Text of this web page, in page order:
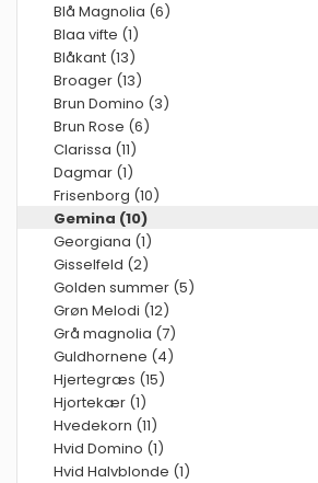
Blå Magnolia (6)
Blaa vifte (1)
Blåkant (13)
Broager (13)
Brun Domino (3)
Brun Rose (6)
Clarissa (11)
Dagmar (1)
Frisenborg (10)
Gemina (10)
Georgiana (1)
Gisselfeld (2)
Golden summer (5)
Grøn Melodi (12)
Grå magnolia (7)
Guldhornene (4)
Hjertegræs (15)
Hjortekær (1)
Hvedekorn (11)
Hvid Domino (1)
Hvid Halvblonde (1)